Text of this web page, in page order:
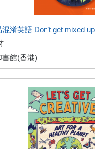
淆英語 Don’t get mixed up
書館(香港)